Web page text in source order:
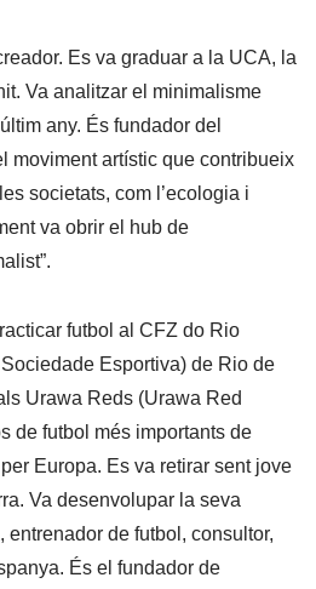
Es va graduar a la UCA, la
Va analitzar el minimalisme
any. És fundador del
moviment artístic que contribueix
societats, com l’ecologia i
va obrir el hub de
futbol al CFZ do Rio
Esportiva) de Rio de
Urawa Reds (Urawa Red
de futbol més importants de
Europa. Es va retirar sent jove
Va desenvolupar la seva
entrenador de futbol, ​​consultor,
És el fundador de